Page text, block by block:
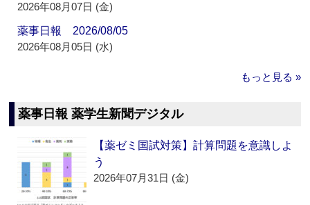
2026年08月07日 (金)
薬事日報 2026/08/05
2026年08月05日 (水)
もっと見る »
薬事日報 薬学生新聞デジタル
【薬ゼミ国試対策】計算問題を意識しよ
う
2026年07月31日 (金)